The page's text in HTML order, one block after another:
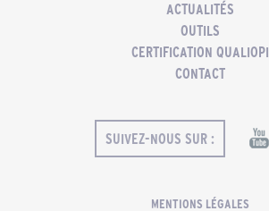
ACTUALITÉS
OUTILS
CERTIFICATION QUALIOPI
CONTACT
SUIVEZ-NOUS SUR :
MENTIONS LÉGALES